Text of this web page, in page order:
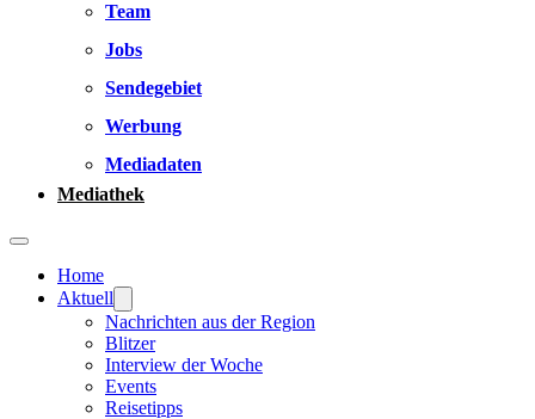
Team
Jobs
Sendegebiet
Werbung
Mediadaten
Mediathek
Home
Aktuell
Nachrichten aus der Region
Blitzer
Interview der Woche
Events
Reisetipps